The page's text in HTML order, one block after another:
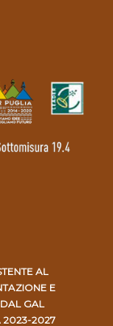
AL
E
GAL
2023-2027